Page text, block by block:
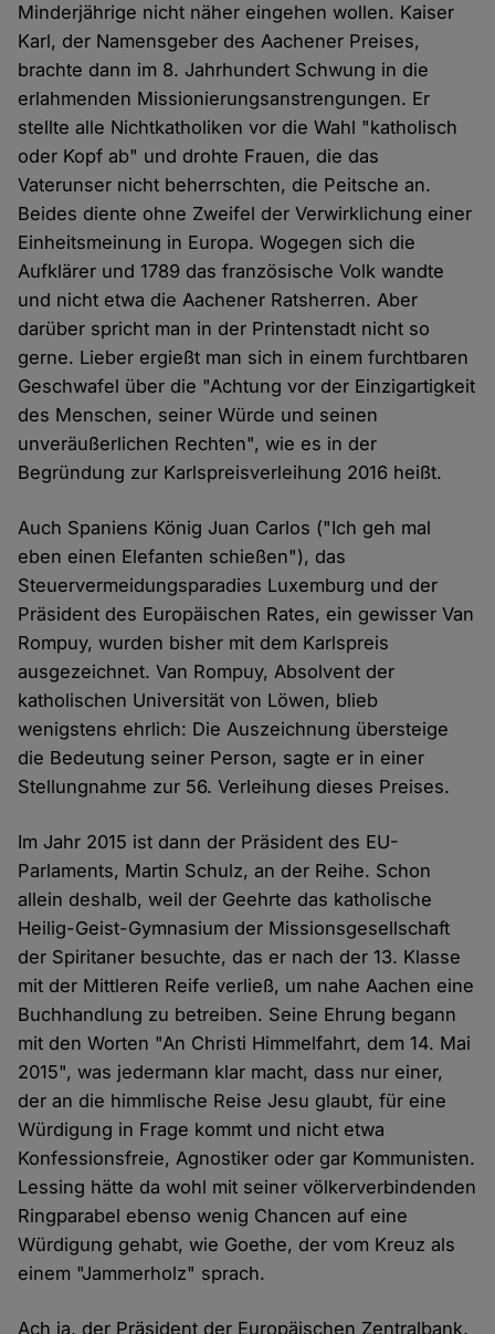
Minderjährige nicht näher eingehen wollen. Kaiser
Karl, der Namensgeber des Aachener Preises,
brachte dann im 8. Jahrhundert Schwung in die
erlahmenden Missionierungsanstrengungen. Er
stellte alle Nichtkatholiken vor die Wahl "katholisch
oder Kopf ab" und drohte Frauen, die das
Vaterunser nicht beherrschten, die Peitsche an.
Beides diente ohne Zweifel der Verwirklichung einer
Einheitsmeinung in Europa. Wogegen sich die
Aufklärer und 1789 das französische Volk wandte
und nicht etwa die Aachener Ratsherren. Aber
darüber spricht man in der Printenstadt nicht so
gerne. Lieber ergießt man sich in einem furchtbaren
Geschwafel über die "Achtung vor der Einzigartigkeit
des Menschen, seiner Würde und seinen
unveräußerlichen Rechten", wie es in der
Begründung zur Karlspreisverleihung 2016 heißt.
Auch Spaniens König Juan Carlos ("Ich geh mal
eben einen Elefanten schießen"), das
Steuervermeidungsparadies Luxemburg und der
Präsident des Europäischen Rates, ein gewisser Van
Rompuy, wurden bisher mit dem Karlspreis
ausgezeichnet. Van Rompuy, Absolvent der
katholischen Universität von Löwen, blieb
wenigstens ehrlich: Die Auszeichnung übersteige
die Bedeutung seiner Person, sagte er in einer
Stellungnahme zur 56. Verleihung dieses Preises.
Im Jahr 2015 ist dann der Präsident des EU-
Parlaments, Martin Schulz, an der Reihe. Schon
allein deshalb, weil der Geehrte das katholische
Heilig-Geist-Gymnasium der Missionsgesellschaft
der Spiritaner besuchte, das er nach der 13. Klasse
mit der Mittleren Reife verließ, um nahe Aachen eine
Buchhandlung zu betreiben. Seine Ehrung begann
mit den Worten "An Christi Himmelfahrt, dem 14. Mai
2015", was jedermann klar macht, dass nur einer,
der an die himmlische Reise Jesu glaubt, für eine
Würdigung in Frage kommt und nicht etwa
Konfessionsfreie, Agnostiker oder gar Kommunisten.
Lessing hätte da wohl mit seiner völkerverbindenden
Ringparabel ebenso wenig Chancen auf eine
Würdigung gehabt, wie Goethe, der vom Kreuz als
einem "Jammerholz" sprach.
Ach ja, der Präsident der Europäischen Zentralbank,